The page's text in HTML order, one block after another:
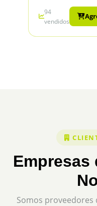
94
vendidos
Empresas
Somos proveedores